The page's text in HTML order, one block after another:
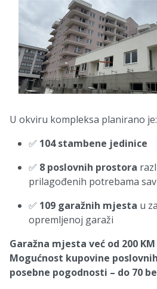
U okviru kompleksa planirano je:
✅ 104 stambene jedinice
✅ 8 poslovnih prostora
prilagođenih potrebama
✅ 109 garažnih mjesta u
opremljenoj garaži
Garažna mjesta već od 200
Mogućnost kupovine
posebne pogodnosti – do 70